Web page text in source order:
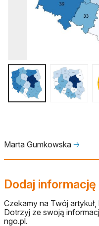
Marta Gumkowska 🡢
Dodaj
Czekamy na Twój
Dotrzyj ze swoją
ngo.pl.